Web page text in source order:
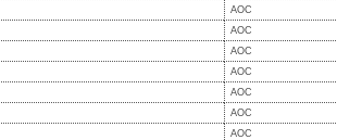
AOC
AOC
AOC
AOC
AOC
AOC
AOC